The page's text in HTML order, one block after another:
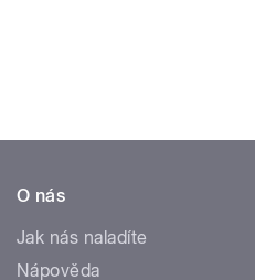
O nás
Jak nás naladíte
Nápověda